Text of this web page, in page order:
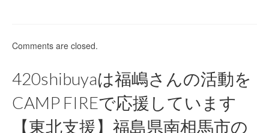
Comments are closed.
420shibuyaは福嶋さんの活動を
CAMP FIREで応援しています
【東北支援】福島県南相馬市の